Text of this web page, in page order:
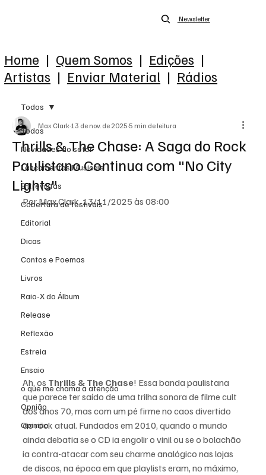
Newsletter
Home | Quem Somos | Edições |
Artistas | Enviar Material | Rádios
Todos
Novidades do setor
Lançamentos Musicais
Entrevistas
Cobertura de festivais
Editorial
Dicas
Contos e Poemas
Livros
Raio-X do Álbum
Release
Reflexão
Estreia
Ensaio
o que me chama a atenção
Opnião
Opinião
Todos
Thrills & The Chase: A Saga do Rock
Paulistano Continua com "No City
Lights"
Max Clark 13 de nov. de 2025 5 min de leitura
Por Max Clark, 13/11/2025 às 08:00
Ah, os Thrills & The Chase! Essa banda paulistana
que parece ter saído de uma trilha sonora de filme cult
dos anos 70, mas com um pé firme no caos divertido
do rock atual. Fundados em 2010, quando o mundo
ainda debatia se o CD ia engolir o vinil ou se o bolachão
ia contra-atacar com seu charme analógico nas lojas
de discos, na época em que playlists eram, no máximo,